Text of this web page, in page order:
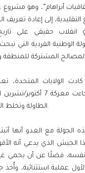
أبراهام”، وهو مشروع
التقليدية، إلى إعادة
حقيقي على
الوطنية الفردية التي
الولايات المتحدة،
الختامي للمشروع، جاءت
الطاولة وتخلط الأوراق في وجه الجميع.
الجولة مع العدو أنها
الذي يدعي أنه
نفسه، فضلًا عن أن يحمي
الأول عملية استثنائية،